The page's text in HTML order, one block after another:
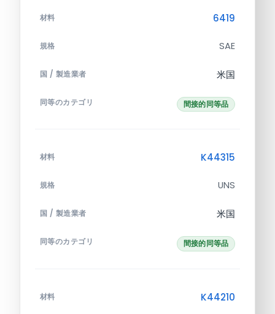
材料 6419
規格 SAE
国 / 製造業者 米国
同等のカテゴリ 間接的同等品
材料 K44315
規格 UNS
国 / 製造業者 米国
同等のカテゴリ 間接的同等品
材料 K44210